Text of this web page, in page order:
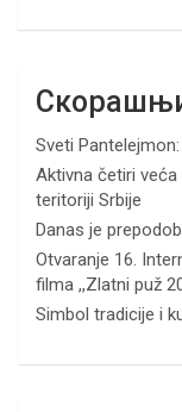
Sveti
Aktivna četiri
teritoriji Srbije
Danas je
Otvaranje 16.
filma ,,Zlatni puž
Simbol tradicije i